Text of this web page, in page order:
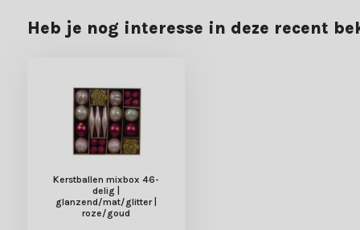
Heb je nog interesse in deze recent
Kerstballen mixbox 46-
delig |
glanzend/mat/glitter |
roze/goud